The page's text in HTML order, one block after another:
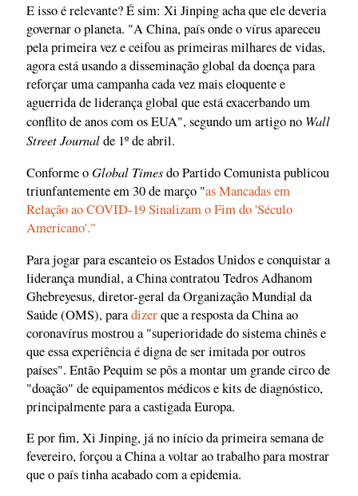
E isso é relevante? É sim: Xi Jinping acha que ele deveria
governar o planeta. "A China, país onde o vírus apareceu
pela primeira vez e ceifou as primeiras milhares de vidas,
agora está usando a disseminação global da doença para
reforçar uma campanha cada vez mais eloquente e
aguerrida de liderança global que está exacerbando um
conflito de anos com os EUA", segundo um artigo no Wall
Street Journalde 1º de abril.
Conforme oGlobal Timesdo Partido Comunista publicou
triunfantemente em 30 de março "as Mancadas em
Relação ao COVID-19 Sinalizam o Fim do 'Século
Americano'."
Para jogar para escanteio os Estados Unidos e conquistar a
liderança mundial, a China contratou Tedros Adhanom
Ghebreyesus, diretor-geral da Organização Mundial da
Saúde (OMS), paradizerque a resposta da China ao
coronavírus mostrou a "superioridade do sistema chinês e
que essa experiência é digna de ser imitada por outros
países". Então Pequim se pôs a montar um grande circo de
"doação" de equipamentos médicos e kits de diagnóstico,
principalmente para a castigada Europa.
E por fim, Xi Jinping, já no início da primeira semana de
fevereiro, forçou a China a voltar ao trabalho para mostrar
que o país tinha acabado com a epidemia.